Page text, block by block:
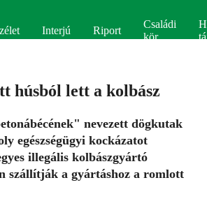
Interjú Riport
Családi
kör
húsból lett a kolbász
nevezett dögkutak
egészségügyi kockázatot
illegális kolbászgyártó
szállítják a gyártáshoz a romlott